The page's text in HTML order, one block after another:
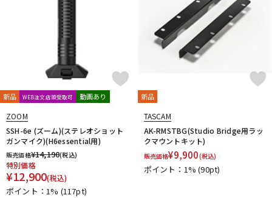
新品 WEB注文店頭受取可 動画あり
ZOOM
SSH-6e (ズーム)(ステレオショット
ガンマイク)(H6essential用)
販売価格¥14,190(税込)
特別価格
¥12,900(税込)
ポイント：1% (117pt)
新品
TASCAM
AK-RMSTBG(Studio Bridge用ラッ
クマウントキット)
販売価格¥9,900(税込)
ポイント：1%(90pt)